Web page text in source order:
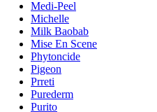
Medi-Peel
Michelle
Milk Baobab
Mise En Scene
Phytoncide
Pigeon
Prreti
Purederm
Purito